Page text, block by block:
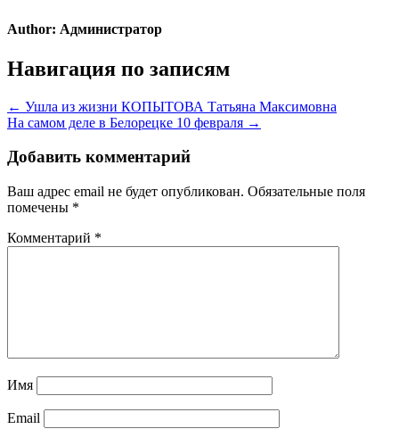
Author: Администратор
Навигация по записям
← Ушла из жизни КОПЫТОВА Татьяна Максимовна
На самом деле в Белорецке 10 февраля →
Добавить комментарий
Ваш адрес email не будет опубликован. Обязательные поля
помечены *
Комментарий *
Имя
Email